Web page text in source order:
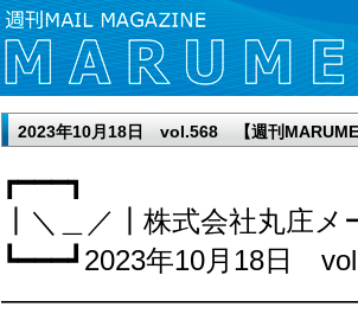
2023年10月18日 vol.568 【週刊
┏━━━┓
┃＼＿／┃株式会社丸庄メ
┗━━━┛2023年10月18日